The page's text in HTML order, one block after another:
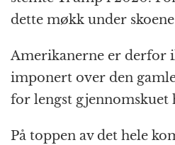
dette møkk under
Amerikanerne er derfor
imponert over den
for lengst gjennomskuet
På toppen av det hele